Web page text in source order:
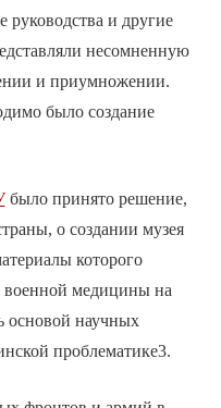
руководства и другие
несомненную
и приумножении.
было создание
было принято решение,
о создании музея
которого
военной медицины на
основой научных
проблематике3.